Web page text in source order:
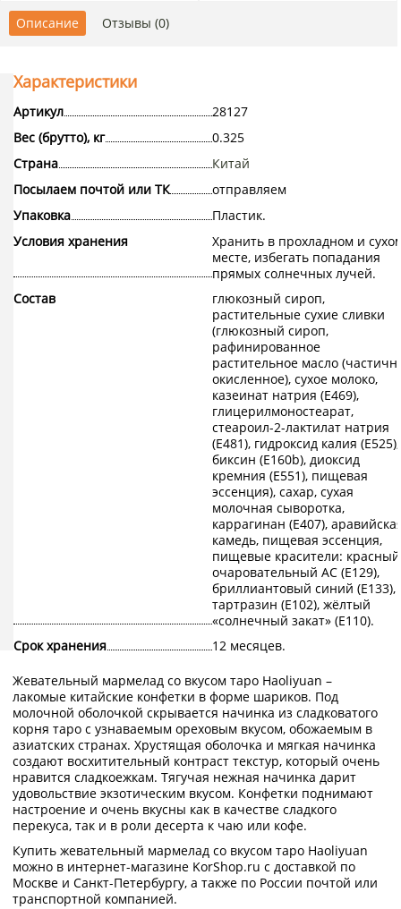
Описание Отзывы (0)
Характеристики
Артикул
28127
Вес (брутто), кг
0.325
Страна
Китай
Посылаем почтой или ТК
отправляем
Упаковка
Пластик.
Условия хранения
Хранить в прохладном и
месте, избегать попадания
прямых солнечных лучей.
Состав
глюкозный сироп,
растительные сухие сливки
(глюкозный сироп,
рафинированное
растительное масло
окисленное), сухое молоко,
казеинат натрия (Е469),
глицерилмоностеарат,
стеароил-2-лактилат натрия
(Е481), гидроксид калия (E525),
биксин (Е160b), диоксид
кремния (E551), пищевая
эссенция), сахар, сухая
молочная сыворотка,
каррагинан (Е407),
камедь, пищевая эссенция,
пищевые красители: красный
очаровательный АС (Е129),
бриллиантовый синий (Е133),
тартразин (Е102), жёлтый
«солнечный закат» (E110).
Срок хранения
12 месяцев.
Жевательный мармелад со вкусом таро Haoliyuan –
лакомые китайские конфетки в форме шариков. Под
молочной оболочкой скрывается начинка из сладковатого
корня таро с узнаваемым ореховым вкусом, обожаемым в
азиатских странах. Хрустящая оболочка и мягкая начинка
создают восхитительный контраст текстур, который очень
нравится сладкоежкам. Тягучая нежная начинка дарит
удовольствие экзотическим вкусом. Конфетки поднимают
настроение и очень вкусны как в качестве сладкого
перекуса, так и в роли десерта к чаю или кофе.
Купить жевательный мармелад со вкусом таро Haoliyuan
можно в интернет-магазине KorShop.ru с доставкой по
Москве и Санкт-Петербургу, а также по России почтой или
транспортной компанией.